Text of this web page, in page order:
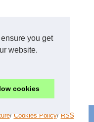
you get
website.
cookies
/ Cookies Policy/ RSS